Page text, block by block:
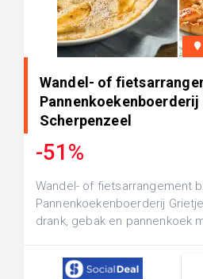
Wandel- of
Pannenkoekenboerderij
Scherpenzeel
-51%
Wandel- of fietsarrangement
Pannenkoekenboerderij
drank, gebak en pannenkoek